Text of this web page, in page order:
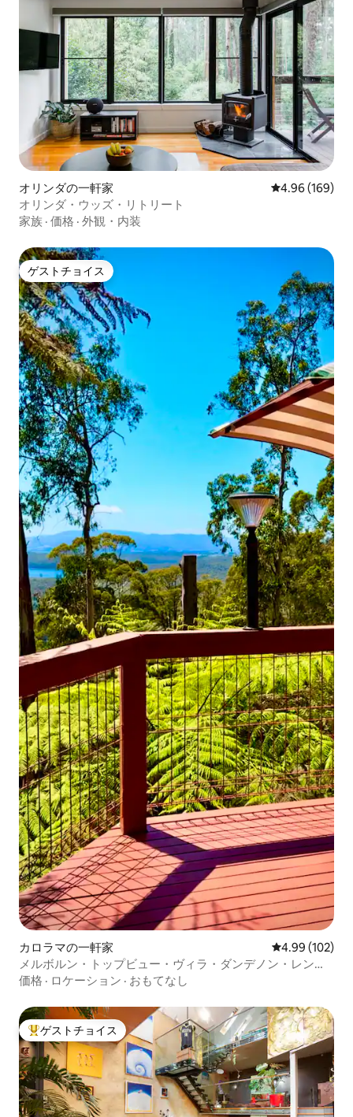
オリンダの一軒家 レビュー169
4.96 (169)
オリンダ・ウッズ・リトリート
家族 · 価格 · 外観・内装
ゲストチョイス
ゲストチョイス
カロラマの一軒家 レビュー102
4.99 (102)
メルボルン・トップビュー・ヴィラ・ダンデノン・レンジ
ズ・オーストラリア
価格 · ロケーション · おもてなし
大好評のゲストチョイスです。
ゲストチョイス